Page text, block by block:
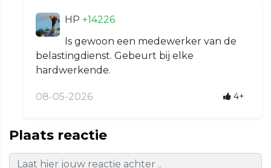
HP +14226
Is gewoon een medewerker van de
belastingdienst. Gebeurt bij elke
hardwerkende.
08-05-2026 4+
Plaats reactie